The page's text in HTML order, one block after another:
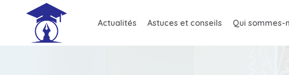
Actualités Astuces et conseils Qui sommes-